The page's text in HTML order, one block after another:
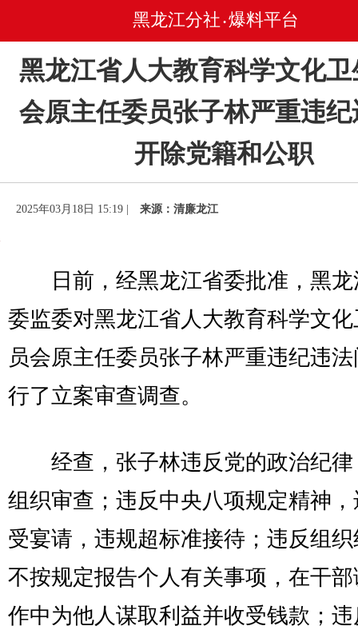
黑龙江分社 • 爆料平台
黑龙江省人大教育科学文化
会原主任委员张子林严重违
开除党籍和公职
2025年03月18日 15:19 | 来源：清廉龙江
日前，经黑龙江省委批准，黑龙
委监委对黑龙江省人大教育科学文
员会原主任委员张子林严重违纪违
行了立案审查调查。
经查，张子林违反党的政治纪律
组织审查；违反中央八项规定精神
受宴请，违规超标准接待；违反组
不按规定报告个人有关事项，在干
作中为他人谋取利益并收受钱款；